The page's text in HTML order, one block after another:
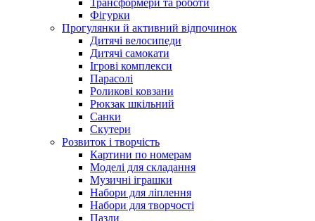
Трансформери та роботи
Фігурки
Прогулянки й активний відпочинок
Дитячі велосипеди
Дитячі самокати
Ігрові комплекси
Парасолі
Роликові ковзани
Рюкзак шкільний
Санки
Скутери
Розвиток і творчість
Картини по номерам
Моделі для складання
Музичні іграшки
Набори для ліплення
Набори для творчості
Пазли